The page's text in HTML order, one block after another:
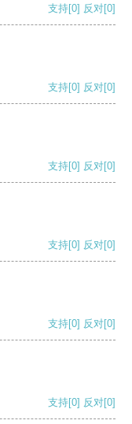
支持[0] 反对[0]
支持[0] 反对[0]
支持[0] 反对[0]
支持[0] 反对[0]
支持[0] 反对[0]
支持[0] 反对[0]